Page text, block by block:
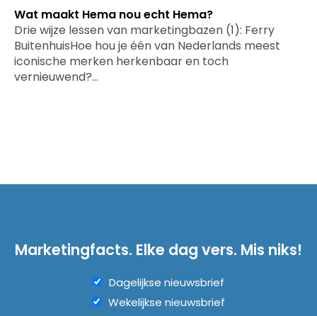
Wat maakt Hema nou echt Hema?
Drie wijze lessen van marketingbazen (1): Ferry
BuitenhuisHoe hou je één van Nederlands meest
iconische merken herkenbaar en toch
vernieuwend?…
Marketingfacts. Elke dag vers. Mis niks!
Dagelijkse nieuwsbrief
Wekelijkse nieuwsbrief